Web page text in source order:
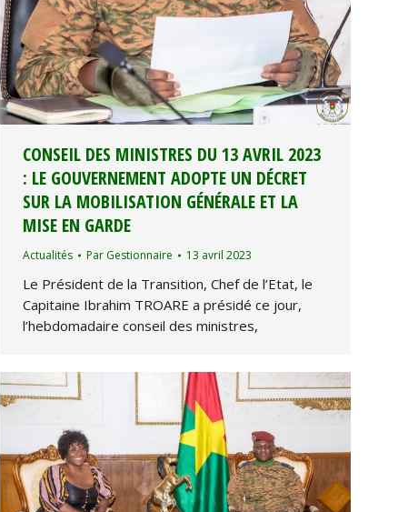
CONSEIL DES MINISTRES DU 13 AVRIL 2023
: LE GOUVERNEMENT ADOPTE UN DÉCRET
SUR LA MOBILISATION GÉNÉRALE ET LA
MISE EN GARDE
Actualités Par Gestionnaire 13 avril 2023
Le Président de la Transition, Chef de l’Etat, le
Capitaine Ibrahim TROARE a présidé ce jour,
l’hebdomadaire conseil des ministres,